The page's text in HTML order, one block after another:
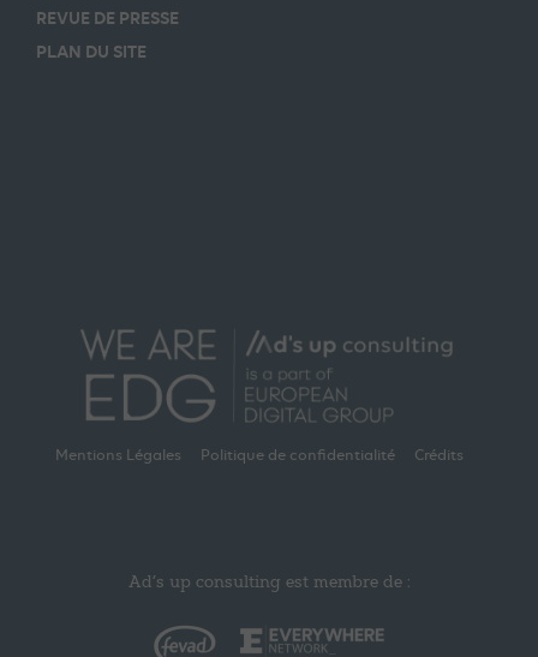
REVUE DE PRESSE
PLAN DU SITE
Mentions Légales Politique de confidentialité Crédits
Ad’s up consulting est membre de :